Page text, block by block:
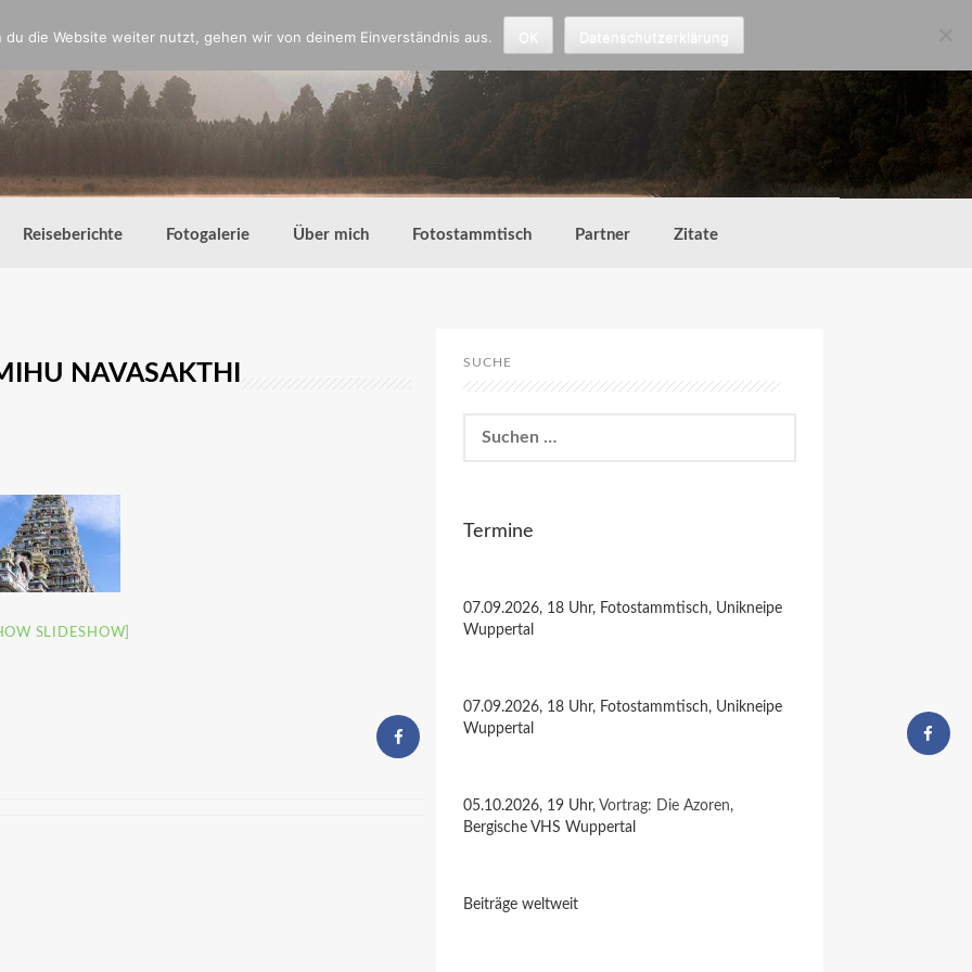
Reiseberichte Fotogalerie Über mich Fotostammtisch Partner Zitate
NAVASAKTHI
SLIDESHOW]
SUCHE
nach:
Termine
07.09.2026, 18 Uhr, Fotostammtisch, Unikneipe
Wuppertal
07.09.2026, 18 Uhr, Fotostammtisch, Unikneipe
Wuppertal
05.10.2026, 19 Uhr, Vortrag: Die Azoren,
Bergische VHS Wuppertal
Beiträge weltweit
die Website weiter nutzt, gehen wir von deinem Einverständnis aus.